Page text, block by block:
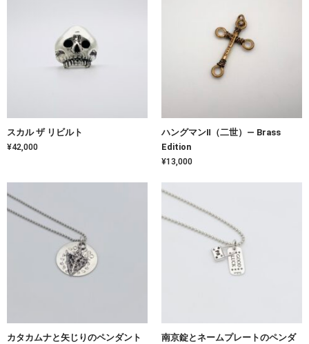
スカル ザ リビルト
¥42,000
ハングマンⅡ（二世）— Brass
Edition
¥13,000
カタカムナと矢じりのペンダント
南京錠とネームプレートのペンダ